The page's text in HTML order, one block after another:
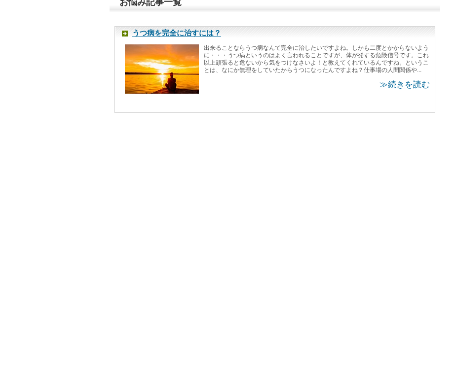
お悩み記事一覧
うつ病を完全に治すには？
出来ることならうつ病なんて完全に治したいですよね。しかも二度とかからないよう
に・・・うつ病というのはよく言われることですが、体が発する危険信号です。これ
以上頑張ると危ないから気をつけなさいよ！と教えてくれているんですね。というこ
とは、なにか無理をしていたからうつになったんですよね？仕事場の人間関係や...
≫続きを読む